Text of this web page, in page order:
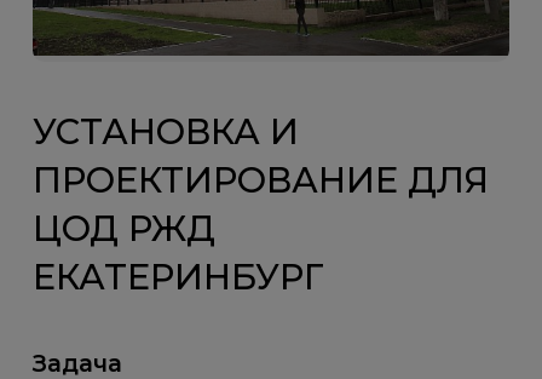
УСТАНОВКА И
ПРОЕКТИРОВАНИЕ ДЛЯ
ЦОД РЖД
ЕКАТЕРИНБУРГ
Задача